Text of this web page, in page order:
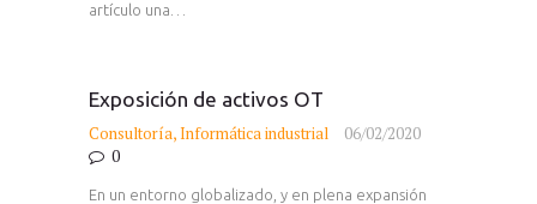
artículo una…
Exposición de activos OT
Consultoría,Informática industrial
06/02/2020
0
En un entorno globalizado, y en plena expansión